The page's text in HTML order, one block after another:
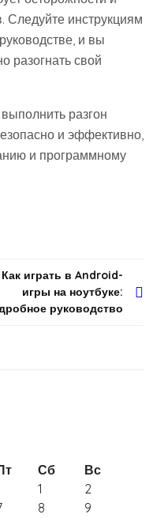
инструкциям
и вы
разогнать свой
разгон
и эффективно,
и программному
Как играть в Android-
игры на ноутбуке:
руководство
Сб
Вс
1
2
8
9